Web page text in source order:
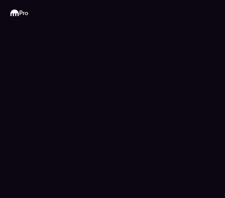
Kraken
Pro